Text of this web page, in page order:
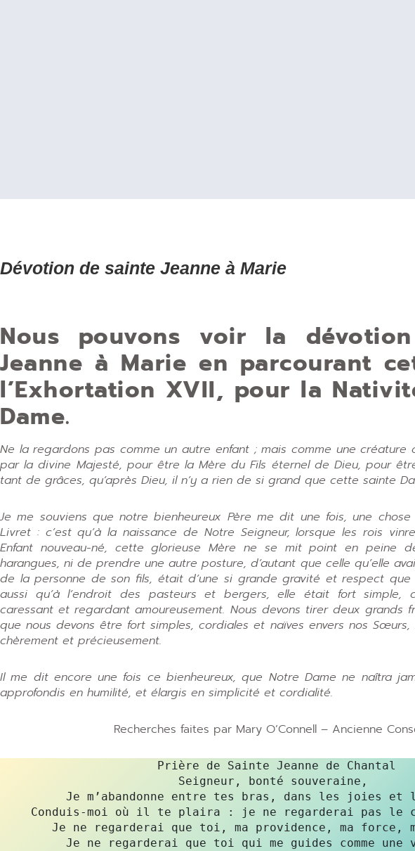
Dévotion de sainte Jeanne à Marie
Nous pouvons voir la
Jeanne à Marie en parcourant
l’Exhortation XVII, pour la
Dame.
Ne la regardons pas comme un autre enfant ; mais comme une
par la divine Majesté, pour être la Mère du Fils éternel de Dieu, pour
tant de grâces, qu’après Dieu, il n’y a rien de si grand que cette sainte
Je me souviens que notre bienheureux Père me dit une fois, une
Livret : c’est qu’à la naissance de Notre Seigneur, lorsque les rois
Enfant nouveau-né, cette glorieuse Mère ne se mit point en peine
harangues, ni de prendre une autre posture, d’autant que celle qu’elle
de la personne de son fils, était d’une si grande gravité et respect
aussi qu’à l’endroit des pasteurs et bergers, elle était fort simple,
caressant et regardant amoureusement. Nous devons tirer deux grands
que nous devons être fort simples, cordiales et naïves envers nos
chèrement et précieusement.
Il me dit encore une fois ce bienheureux, que Notre Dame ne naîtra
approfondis en humilité, et élargis en simplicité et cordialité.
Recherches faites par Mary O’Connell – Ancienne
Prière de Sainte Jeanne de Chantal
Seigneur, bonté souveraine,
Je m’abandonne entre tes bras, dans les joies et
Je ne regarderai que toi, ma providence, ma force,
Je ne regarderai que toi qui me guides comme une